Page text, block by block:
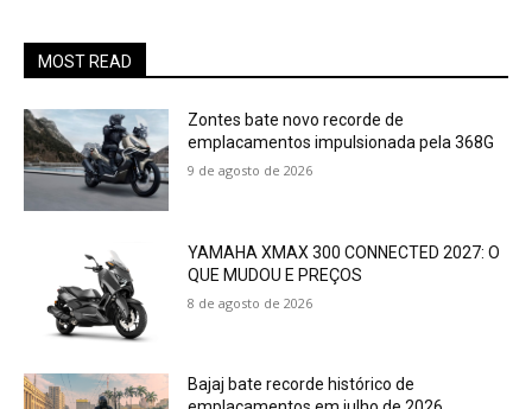
MOST READ
Zontes bate novo recorde de
emplacamentos impulsionada pela 368G
9 de agosto de 2026
YAMAHA XMAX 300 CONNECTED 2027: O
QUE MUDOU E PREÇOS
8 de agosto de 2026
Bajaj bate recorde histórico de